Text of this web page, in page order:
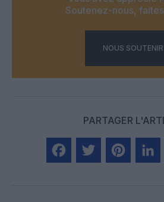
Soutenez-nous,
NOUS SOUTENIR
PARTAGER